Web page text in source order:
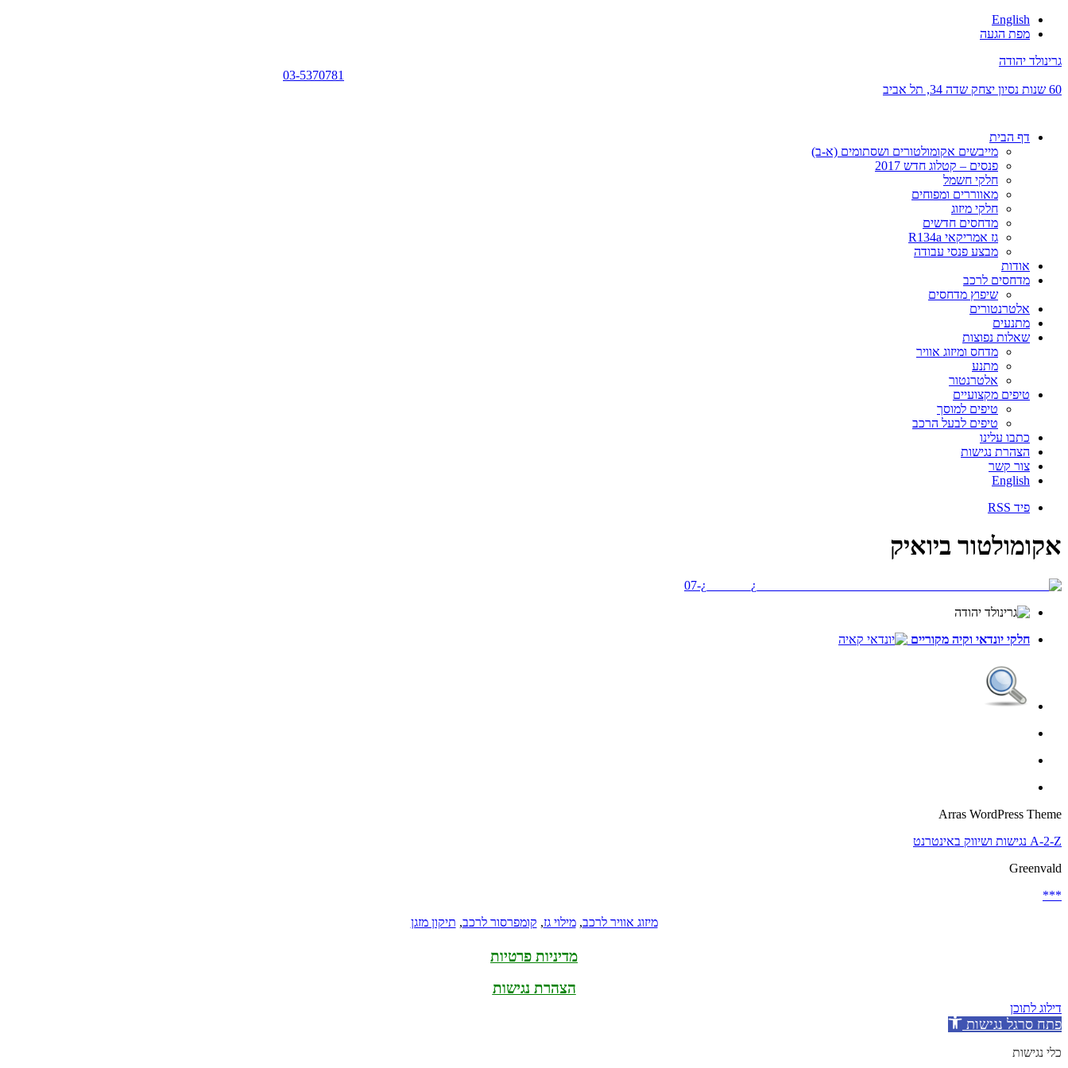
English
מפת הגעה
גרינולד יהודה
03-5370781
60 שנות נסיון
יצחק שדה 34, תל אביב
דף הבית
מייבשים אקומולטורים ושסתומים (א-ב)
פנסים – קטלוג חדש 2017
חלקי חשמל
מאווררים ומפוחים
חלקי מיזוג
מדחסים חדשים
גז אמריקאי R134a
מבצע פנסי עבודה
אודות
מדחסים לרכב
שיפוץ מדחסים
אלטרנטורים
מתנעים
שאלות נפוצות
מדחס ומיזוג אוויר
מתנע
אלטרנטור
טיפים מקצועיים
טיפים למוסך
טיפים לבעל הרכב
כתבו עלינו
הצהרת נגישות
צור קשר
English
פיד RSS
אקומולטור ביואיק
חלקי יונדאי וקיה מקוריים
Arras WordPress Theme
A-2-Z נגישות ושיווק באינטרנט
Greenvald
***
מיזוג אוויר לרכב,מילוי גז, קומפרסור לרכב, תיקון מזגן
מדיניות פרטיות
הצהרת נגישות
דילוג לתוכן
פתח סרגל נגישות
כלי נגישות